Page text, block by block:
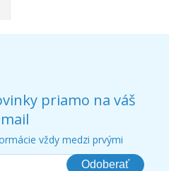
priamo na váš
vždy medzi prvými
Odoberať